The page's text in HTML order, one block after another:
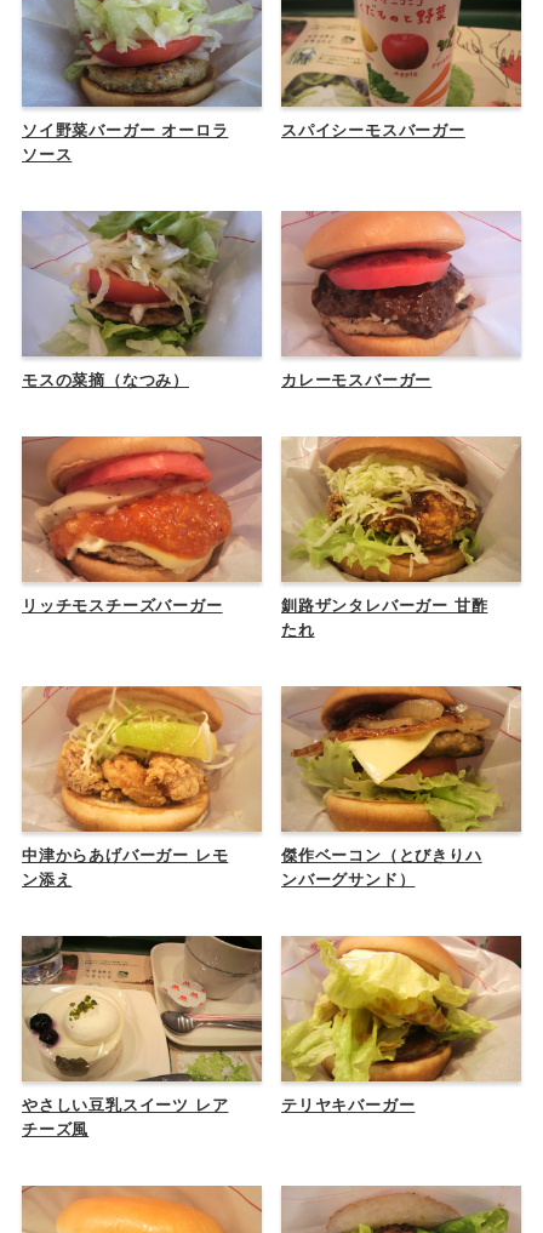
ソイ野菜バーガー オーロラ
ソース
スパイシーモスバーガー
モスの菜摘（なつみ） カレーモスバーガー
リッチモスチーズバーガー
釧路ザンタレバーガー 甘酢
たれ
中津からあげバーガー レモ
ン添え
傑作ベーコン（とびきりハ
ンバーグサンド）
やさしい豆乳スイーツ レア
チーズ風
テリヤキバーガー